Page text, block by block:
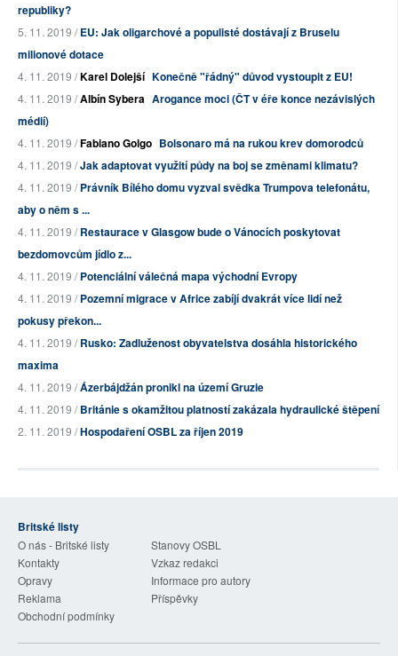
republiky?
5. 11. 2019 /EU: Jak oligarchové a populisté dostávají z Bruselu
milionové dotace
4. 11. 2019 /Karel Dolejší Konečně "řádný" důvod vystoupit z EU!
4. 11. 2019 /Albín Sybera Arogance moci (ČT v éře konce nezávislých
médií)
4. 11. 2019 /Fabiano Golgo Bolsonaro má na rukou krev domorodců
4. 11. 2019 /Jak adaptovat využití půdy na boj se změnami klimatu?
4. 11. 2019 /Právník Bílého domu vyzval svědka Trumpova telefonátu,
aby o něm s ...
4. 11. 2019 /Restaurace v Glasgow bude o Vánocích poskytovat
bezdomovcům jídlo z...
4. 11. 2019 /Potenciální válečná mapa východní Evropy
4. 11. 2019 /Pozemní migrace v Africe zabíjí dvakrát více lidí než
pokusy překon...
4. 11. 2019 /Rusko: Zadluženost obyvatelstva dosáhla historického
maxima
4. 11. 2019 /Ázerbájdžán pronikl na území Gruzie
4. 11. 2019 /Británie s okamžitou platností zakázala hydraulické štěpení
2. 11. 2019 /Hospodaření OSBL za říjen 2019
Britské listy
O nás - Britské listy
Stanovy OSBL
Kontakty
Vzkaz redakci
Opravy
Informace pro autory
Reklama
Příspěvky
Obchodní podmínky